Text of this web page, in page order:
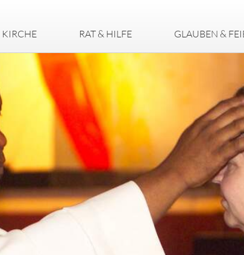
KIRCHE RAT & HILFE GLAUBEN &